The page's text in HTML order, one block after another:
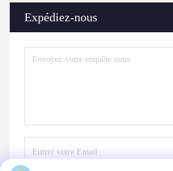
Expédiez-nous